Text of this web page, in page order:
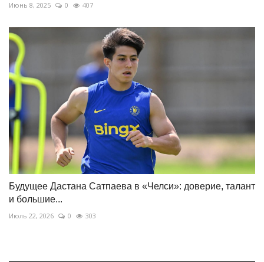
Июнь 8, 2025 0 407
Будущее Дастана Сатпаева в «Челси»: доверие, талант
и большие...
Июль 22, 2026 0 303